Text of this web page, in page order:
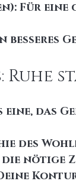
Für
besseres
Ruhe
eine, das
des
nötige